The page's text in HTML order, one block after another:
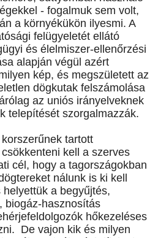
- fogalmuk sem volt,
a környékükön ilyesmi. A
felügyeletét ellátó
és élelmiszer-ellenőrzési
alapján végül azért
kép, és megszületett az
dögkutak felszámolása
az uniós irányelveknek
telepítését szorgalmazzák.
tartott
kell a szerves
cél, hogy a tagországokban
nálunk is ki kell
a begyűjtés,
biogáz-hasznosítás
hőkezeléses
De vajon kik és milyen